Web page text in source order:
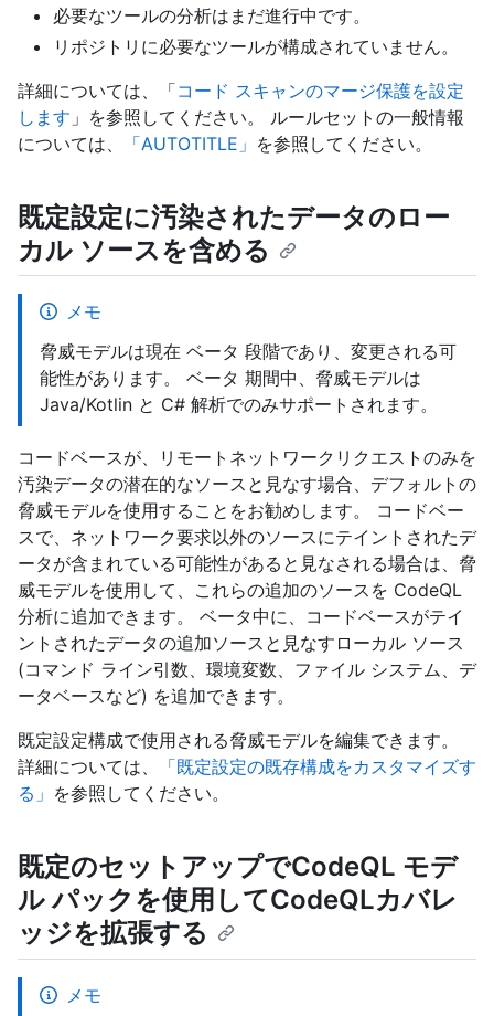
必要なツールの分析はまだ進行中です。
リポジトリに必要なツールが構成されていません。
詳細については、「コード スキャンのマージ保護を設定
します 」を参照してください。 ルールセットの一般情報
については、
「AUTOTITLE」 を参照してください。
既定設定に汚染されたデータのロー
カル ソースを含める
メモ
脅威モデルは現在 ベータ 段階であり、変更される可
能性があります。 ベータ 期間中、脅威モデルは
Java/Kotlin と C# 解析でのみサポートされます。
コードベースが、リモートネットワークリクエストのみを
汚染データの潜在的なソースと見なす場合、デフォルトの
脅威モデルを使用することをお勧めします。 コードベー
スで、ネットワーク要求以外のソースにテイントされたデ
ータが含まれている可能性があると見なされる場合は、脅
威モデルを使用して、これらの追加のソースを CodeQL
分析に追加できます。 ベータ中に、コードベースがテイ
ントされたデータの追加ソースと見なすローカル ソース
(コマンド ライン引数、環境変数、ファイル システム、デ
ータベースなど) を追加できます。
既定設定構成で使用される脅威モデルを編集できます。
詳細については、
「既定設定の既存構成をカスタマイズす
る」 を参照してください。
既定のセットアップでCodeQL モデ
ル パックを使用してCodeQLカバレ
ッジを拡張する
メモ